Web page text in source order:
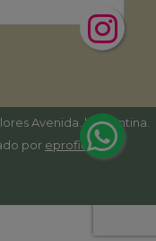
Avenida. | Argentina.
por eproficio